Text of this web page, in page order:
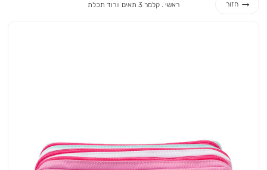
חזור ראשי ראשי
קלמר 3 תאים וורוד תכלת